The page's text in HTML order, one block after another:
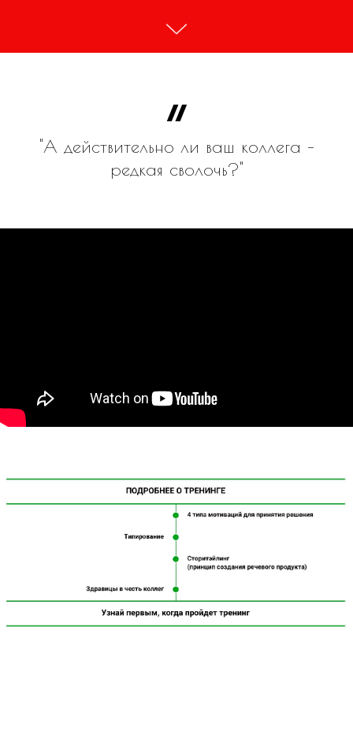
"А действительно ли ваш коллега –
редкая сволочь?"